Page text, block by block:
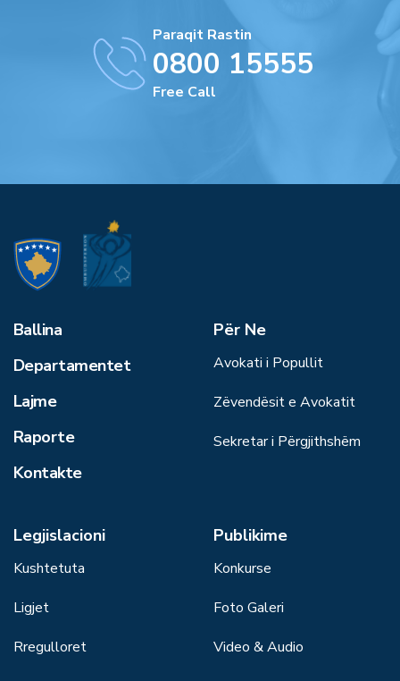
Paraqit Rastin
0800 15555
Free Call
Ballina
Departamentet
Lajme
Raporte
Kontakte
Për Ne
Avokati i Popullit
Zëvendësit e Avokatit
Sekretar i Përgjithshëm
Legjislacioni
Kushtetuta
Ligjet
Rregulloret
Publikime
Konkurse
Foto Galeri
Video & Audio